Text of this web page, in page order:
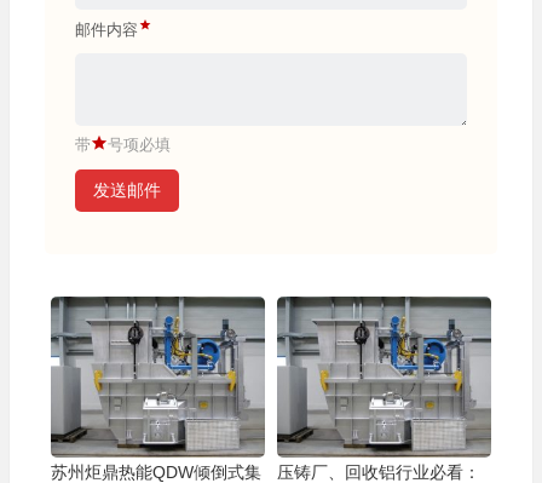
邮件内容
带 号项必填
发送邮件
苏州炬鼎热能QDW倾倒式集
压铸厂、回收铝行业必看：